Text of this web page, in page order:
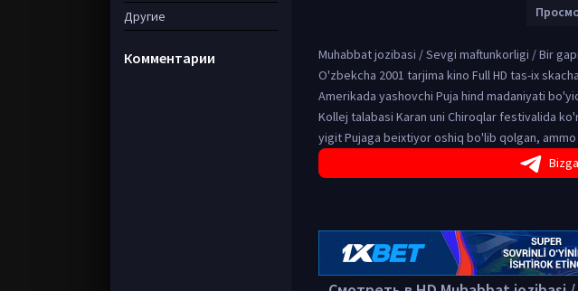
Muhabbat jozibasi / Sevgi maftunkorligi / Bir
O'zbekcha 2001 tarjima kino Full HD tas-ix
Amerikada yashovchi Puja hind madaniyati
Kollej talabasi Karan uni Chiroqlar festivalida
yigit Pujaga beixtiyor oshiq bo'lib qolgan,
Другие
Комментарии